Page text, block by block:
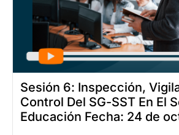
Sesión 6: Inspección,
Control Del SG-SST En El
Educación Fecha: 24 de